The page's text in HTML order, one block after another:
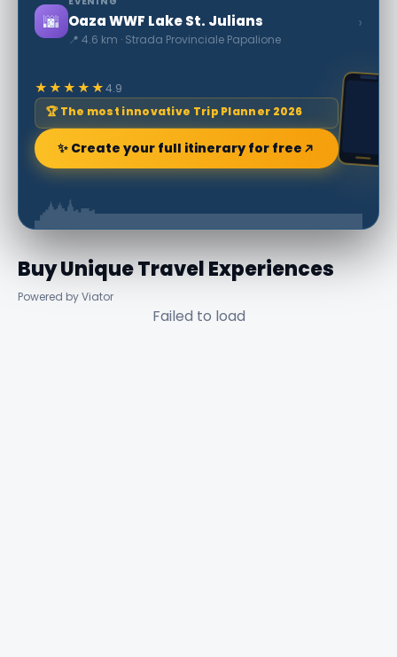
🌆 Oaza WWF Lake St. Julians
📍 4.6 km · Strada Provinciale Papalione
›
★★★★★4.9
🏆 The most innovative Trip Planner 2026
✨ Create your full itinerary for free
Buy Unique Travel Experiences
Powered by Viator
Failed to load